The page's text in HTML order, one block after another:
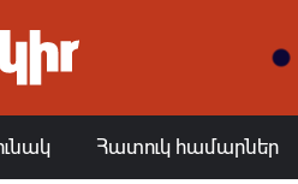
Հատուկ համարներ